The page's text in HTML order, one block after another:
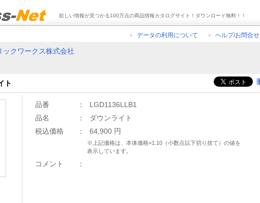
欲しい情報が見つかる100万点の商品情報カタログサイト！ダウンロード無料！！
データの利用について ヘルプ/お問合せ
クワークス株式会社
ト
品番 ：
LGD1136LLB1
品名
：
ダウンライト
税込価格
： 64,900 円
※上記価格は、本体価格×1.10（小数点以下切り捨て）の値を
表示しています。
コメント ：